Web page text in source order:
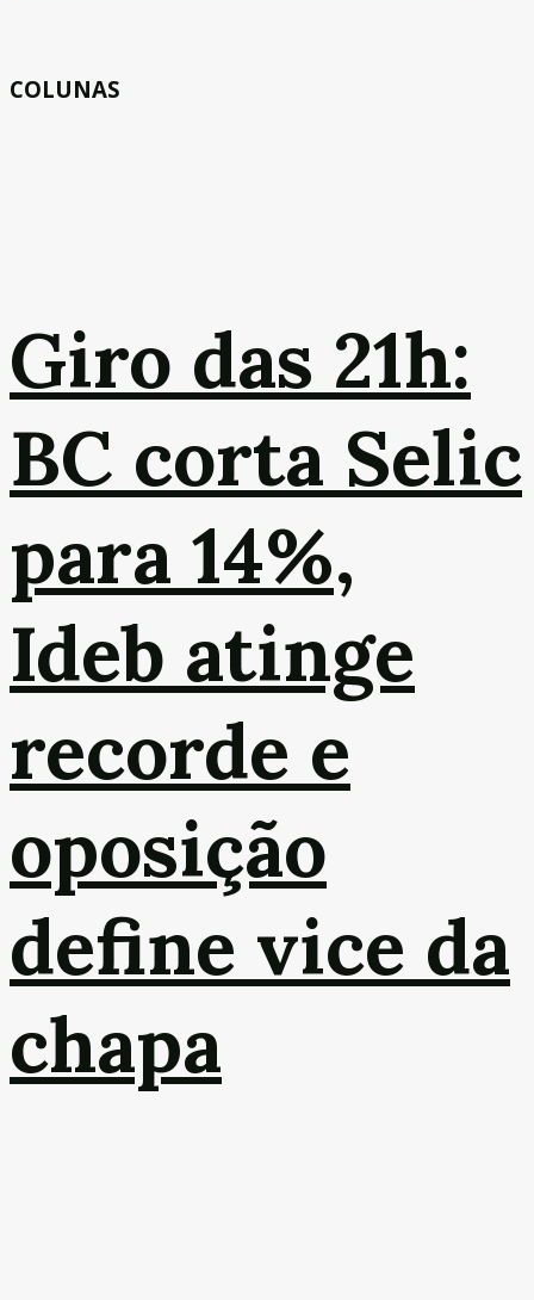
COLUNAS
Giro das 21h:
BC corta Selic
para 14%,
Ideb atinge
recorde e
oposição
define vice da
chapa